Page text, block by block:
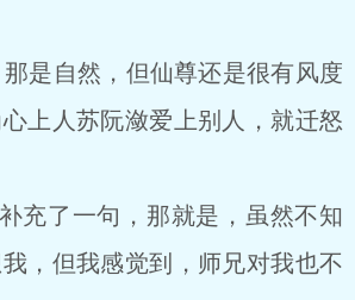
自然，但仙尊还是很有风度
上人苏阮潋爱上别人，就迁怒
了一句，那就是，虽然不知
，但我感觉到，师兄对我也不